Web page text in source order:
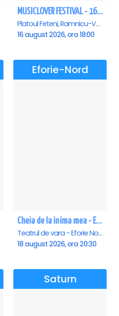
MUSICLOVER FESTIVAL - 16 AUGUST - LEO DE LA ROSIORI SI MARCEL STEFANET & ETHNO REPUBLIC, TUDOR DEEJAY, VARER
Platoul Feteni, Ramnicu-Valcea
16 august 2026, ora 18:00
Eforie-Nord
Cheia de la inima mea - Eforie Nord
Teatrul de vara - Eforie Nord, Eforie-Nord
18 august 2026, ora 20:30
Saturn